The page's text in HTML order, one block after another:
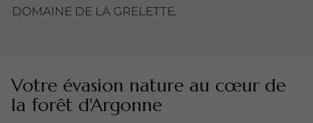
DOMAINE DE LA GRELETTE.
Votre évasion nature au cœur de
la forêt d'Argonne